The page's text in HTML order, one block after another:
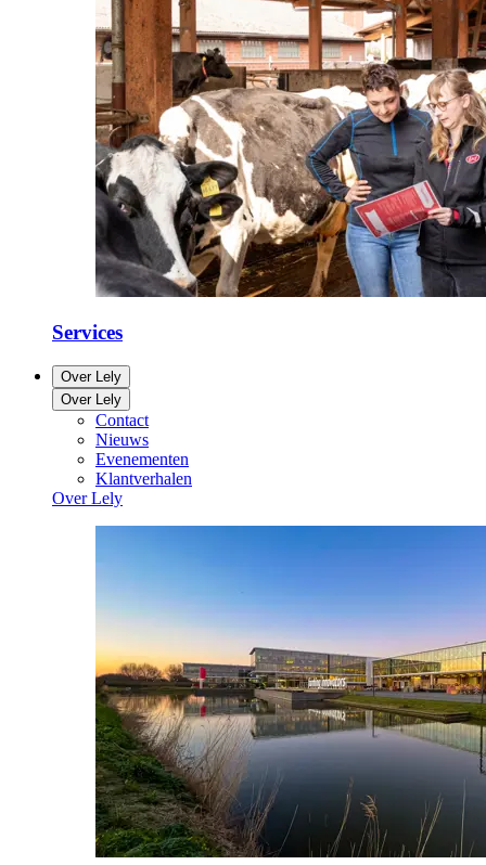
Services
Over Lely
Over Lely
Contact
Nieuws
Evenementen
Klantverhalen
Over Lely